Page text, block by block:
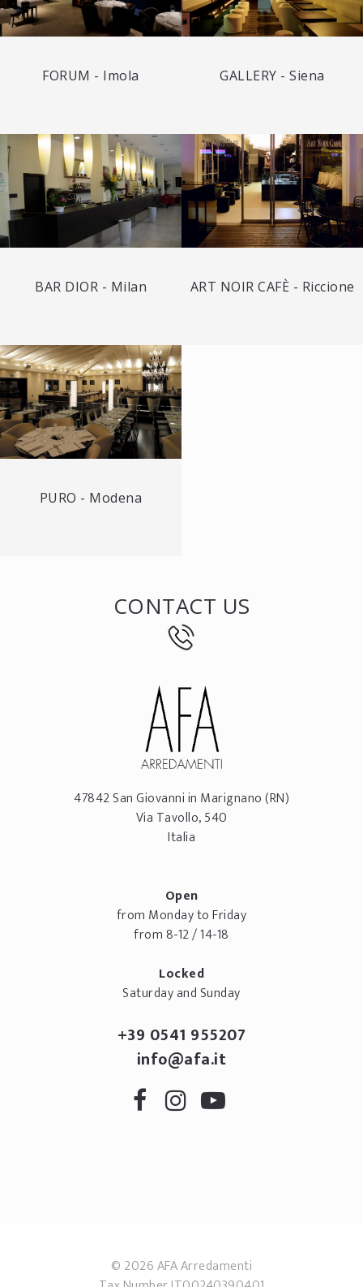
FORUM - Imola GALLERY - Siena
BAR DIOR - Milan ART NOIR CAFÈ - Riccione
PURO - Modena
CONTACT US
47842San Giovanni in Marignano(RN)
Via Tavollo, 540
Italia
Open
from Monday to Friday
from 8-12 / 14-18
Locked
Saturday and Sunday
+39 0541 955207
info@afa.it
© 2026 AFA Arredamenti